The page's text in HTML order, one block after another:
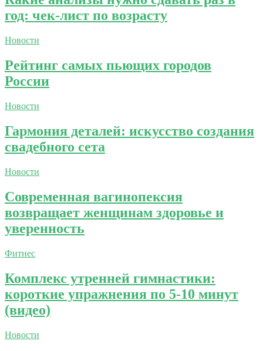
год: чек-лист по возрасту
Новости
Рейтинг самых пьющих городов
России
Новости
Гармония деталей: искусство создания
свадебного сета
Новости
Современная вагинопексия
возвращает женщинам здоровье и
уверенность
Фитнес
Комплекс утренней гимнастики:
короткие упражнения по 5-10 минут
(видео)
Новости